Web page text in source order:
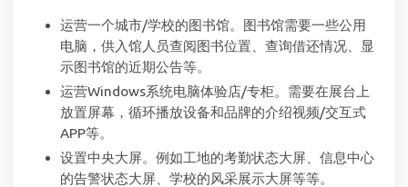
运营一个城市/学校的图书馆。图书馆需要一些公用
电脑，供入馆人员查阅图书位置、查询借还情况、显
示图书馆的近期公告等。
运营Windows系统电脑体验店/专柜。需要在展台上
放置屏幕，循环播放设备和品牌的介绍视频/交互式
APP等。
设置中央大屏。例如工地的考勤状态大屏、信息中心
的告警状态大屏、学校的风采展示大屏等等。